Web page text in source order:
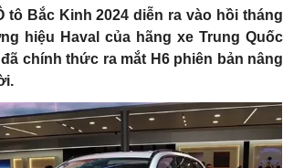
tô Bắc Kinh 2024 diễn ra vào hồi tháng
hiệu Haval của hãng xe Trung Quốc
chính thức ra mắt H6 phiên bản nâng